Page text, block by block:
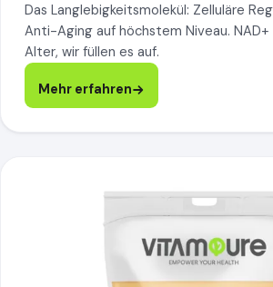
Das Langlebigkeitsmolekül: Zelluläre
Anti-Aging auf höchstem Niveau.
Alter, wir füllen es auf.
Mehr erfahren